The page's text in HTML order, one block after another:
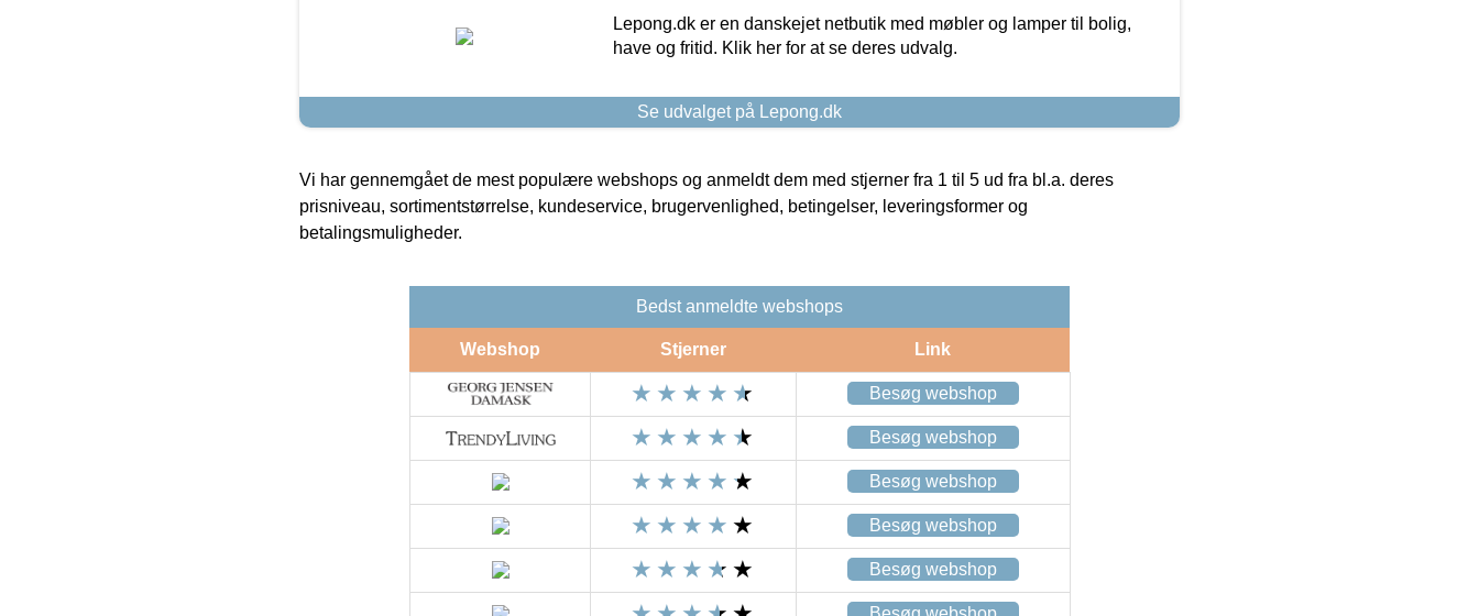
Lepong.dk er en danskejet netbutik med møbler og lamper til bolig,
have og fritid. Klik her for at se deres udvalg.
Se udvalget på Lepong.dk
Vi har gennemgået de mest populære webshops og anmeldt dem med stjerner fra 1 til 5 ud fra bl.a. deres
prisniveau, sortimentstørrelse, kundeservice, brugervenlighed, betingelser, leveringsformer og
betalingsmuligheder.
Bedst anmeldte webshops
Webshop Stjerner Link
Besøg webshop
Besøg webshop
Besøg webshop
Besøg webshop
Besøg webshop